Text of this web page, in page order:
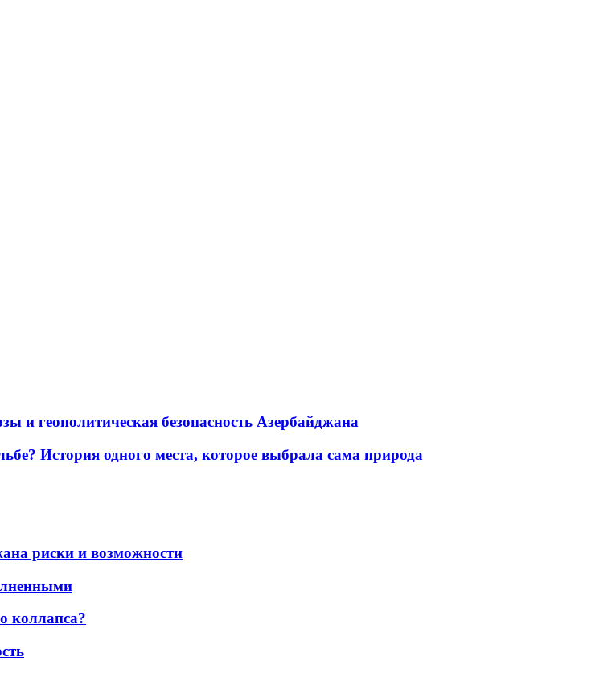
и геополитическая безопасность Азербайджана
История одного места, которое выбрала сама природа
риски и возможности
коллапса?